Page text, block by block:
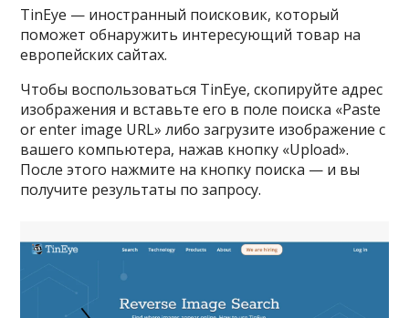
TinEye — иностранный поисковик, который
поможет обнаружить интересующий товар на
европейских сайтах.
Чтобы воспользоваться TinEye, скопируйте адрес
изображения и вставьте его в поле поиска «Paste
or enter image URL» либо загрузите изображение с
вашего компьютера, нажав кнопку «Upload».
После этого нажмите на кнопку поиска — и вы
получите результаты по запросу.